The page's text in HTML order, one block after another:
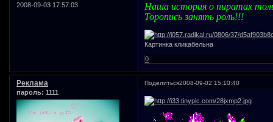
2008-09-03 17:57:03
Наша история о пиратах
Торопись занять роль!!!
Картинка кликабельна
0
Поделиться2008-09-02 15:10:40
Реклама
пароль: 1111